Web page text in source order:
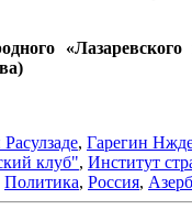
«Лазаревского
, Гарегин
клуб", Институт
Политика, Россия,